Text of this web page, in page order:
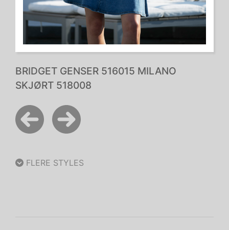
BRIDGET GENSER 516015 MILANO
SKJØRT 518008
FLERE STYLES